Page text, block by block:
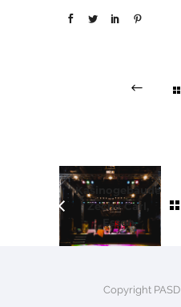
Kasinogebäude
Zeche Carl,
Essen
Copyright